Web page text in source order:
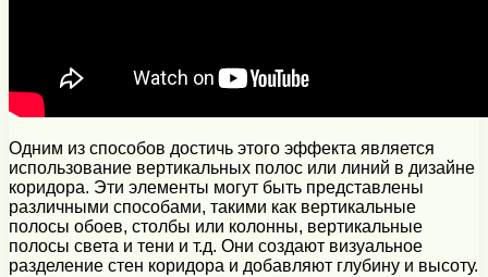
Одним из способов достичь этого эффекта является
использование вертикальных полос или линий в дизайне
коридора. Эти элементы могут быть представлены
различными способами, такими как вертикальные
полосы обоев, столбы или колонны, вертикальные
полосы света и тени и т.д. Они создают визуальное
разделение стен коридора и добавляют глубину и высоту.